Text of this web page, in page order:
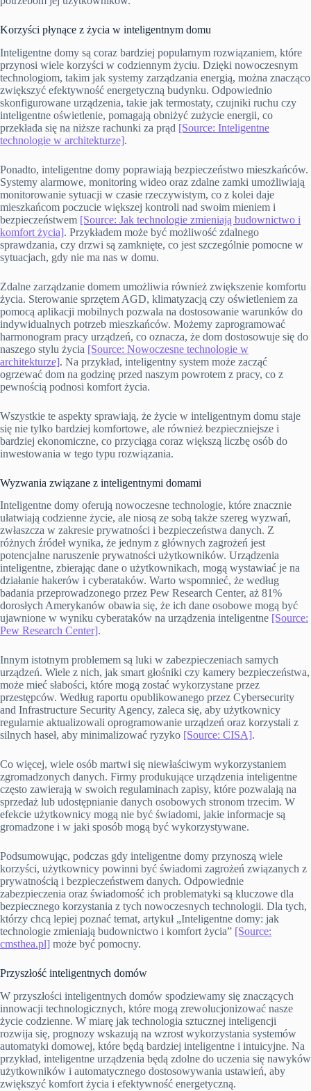
Korzyści płynące z życia w inteligentnym domu
Inteligentne domy są coraz bardziej popularnym rozwiązaniem, które
przynosi wiele korzyści w codziennym życiu. Dzięki nowoczesnym
technologiom, takim jak systemy zarządzania energią, można znacząco
zwiększyć efektywność energetyczną budynku. Odpowiednio
skonfigurowane urządzenia, takie jak termostaty, czujniki ruchu czy
inteligentne oświetlenie, pomagają obniżyć zużycie energii, co
przekłada się na niższe rachunki za prąd [Source: Inteligentne
technologie w architekturze].
Ponadto, inteligentne domy poprawiają bezpieczeństwo mieszkańców.
Systemy alarmowe, monitoring wideo oraz zdalne zamki umożliwiają
monitorowanie sytuacji w czasie rzeczywistym, co z kolei daje
mieszkańcom poczucie większej kontroli nad swoim mieniem i
bezpieczeństwem [Source: Jak technologie zmieniają budownictwo i
komfort życia]. Przykładem może być możliwość zdalnego
sprawdzania, czy drzwi są zamknięte, co jest szczególnie pomocne w
sytuacjach, gdy nie ma nas w domu.
Zdalne zarządzanie domem umożliwia również zwiększenie komfortu
życia. Sterowanie sprzętem AGD, klimatyzacją czy oświetleniem za
pomocą aplikacji mobilnych pozwala na dostosowanie warunków do
indywidualnych potrzeb mieszkańców. Możemy zaprogramować
harmonogram pracy urządzeń, co oznacza, że dom dostosowuje się do
naszego stylu życia [Source: Nowoczesne technologie w
architekturze]. Na przykład, inteligentny system może zacząć
ogrzewać dom na godzinę przed naszym powrotem z pracy, co z
pewnością podnosi komfort życia.
Wszystkie te aspekty sprawiają, że życie w inteligentnym domu staje
się nie tylko bardziej komfortowe, ale również bezpieczniejsze i
bardziej ekonomiczne, co przyciąga coraz większą liczbę osób do
inwestowania w tego typu rozwiązania.
Wyzwania związane z inteligentnymi domami
Inteligentne domy oferują nowoczesne technologie, które znacznie
ułatwiają codzienne życie, ale niosą ze sobą także szereg wyzwań,
zwłaszcza w zakresie prywatności i bezpieczeństwa danych. Z
różnych źródeł wynika, że jednym z głównych zagrożeń jest
potencjalne naruszenie prywatności użytkowników. Urządzenia
inteligentne, zbierając dane o użytkownikach, mogą wystawiać je na
działanie hakerów i cyberataków. Warto wspomnieć, że według
badania przeprowadzonego przez Pew Research Center, aż 81%
dorosłych Amerykanów obawia się, że ich dane osobowe mogą być
ujawnione w wyniku cyberataków na urządzenia inteligentne [Source:
Pew Research Center].
Innym istotnym problemem są luki w zabezpieczeniach samych
urządzeń. Wiele z nich, jak smart głośniki czy kamery bezpieczeństwa,
może mieć słabości, które mogą zostać wykorzystane przez
przestępców. Według raportu opublikowanego przez Cybersecurity
and Infrastructure Security Agency, zaleca się, aby użytkownicy
regularnie aktualizowali oprogramowanie urządzeń oraz korzystali z
silnych haseł, aby minimalizować ryzyko [Source: CISA].
Co więcej, wiele osób martwi się niewłaściwym wykorzystaniem
zgromadzonych danych. Firmy produkujące urządzenia inteligentne
często zawierają w swoich regulaminach zapisy, które pozwalają na
sprzedaż lub udostępnianie danych osobowych stronom trzecim. W
efekcie użytkownicy mogą nie być świadomi, jakie informacje są
gromadzone i w jaki sposób mogą być wykorzystywane.
Podsumowując, podczas gdy inteligentne domy przynoszą wiele
korzyści, użytkownicy powinni być świadomi zagrożeń związanych z
prywatnością i bezpieczeństwem danych. Odpowiednie
zabezpieczenia oraz świadomość ich problematyki są kluczowe dla
bezpiecznego korzystania z tych nowoczesnych technologii. Dla tych,
którzy chcą lepiej poznać temat, artykuł „Inteligentne domy: jak
technologie zmieniają budownictwo i komfort życia” [Source:
cmsthea.pl] może być pomocny.
Przyszłość inteligentnych domów
W przyszłości inteligentnych domów spodziewamy się znaczących
innowacji technologicznych, które mogą zrewolucjonizować nasze
życie codzienne. W miarę jak technologia sztucznej inteligencji
rozwija się, prognozy wskazują na wzrost wykorzystania systemów
automatyki domowej, które będą bardziej inteligentne i intuicyjne. Na
przykład, inteligentne urządzenia będą zdolne do uczenia się nawyków
użytkowników i automatycznego dostosowywania ustawień, aby
zwiększyć komfort życia i efektywność energetyczną.